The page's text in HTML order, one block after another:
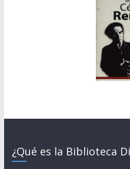
¿Qué es la Biblioteca